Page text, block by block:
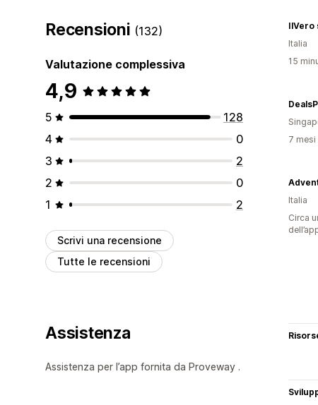
Recensioni (132)
Valutazione complessiva
4,9
5
128
4
0
3
2
2
0
1
2
Scrivi una recensione
Tutte le recensioni
IlVero
Italia
15
7 mesi
Italia
Circa
Assistenza
Assistenza per l’app fornita da Proveway .